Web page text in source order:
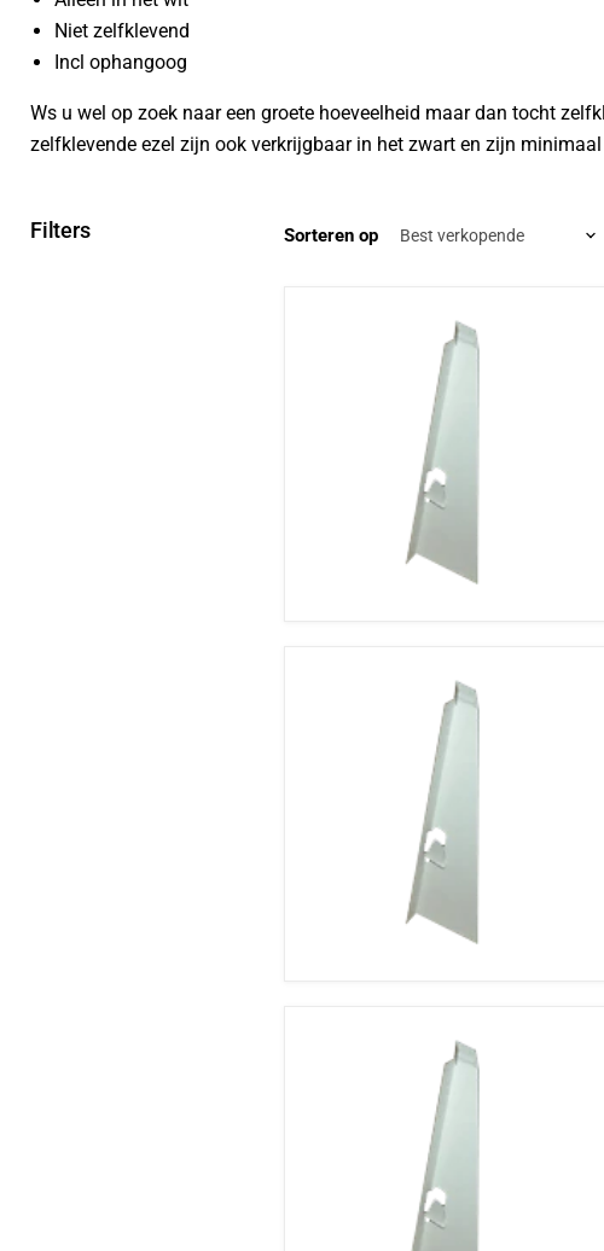
Niet zelfklevend
Incl ophangoog
Ws u wel op zoek naar een groete hoeveelheid maar dan tocht
zelfklevende ezel zijn ook verkrijgbaar in het zwart en zijn
Filters Sorteren op